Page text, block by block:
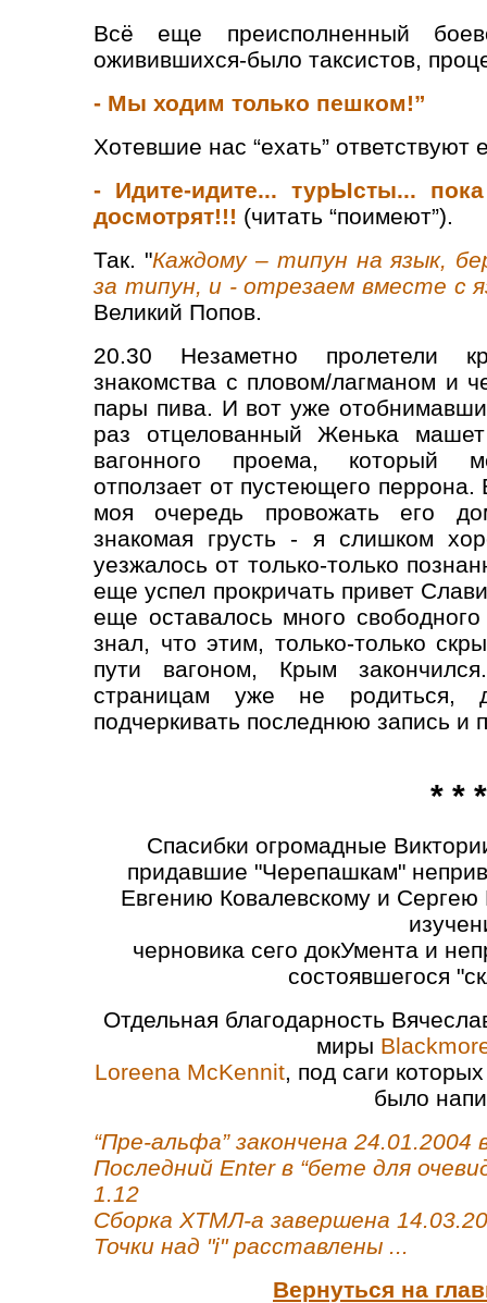
Всё еще преисполненный
оживившихся-было таксистов,
- Мы ходим только пешком!”
Хотевшие нас “ехать”
- Идите-идите... турЫсты...
досмотрят!!! (читать “поимеют”).
Так. "Каждому – типун на язык,
за типун, и - отрезаем вместе с
Великий Попов.
20.30 Незаметно пролетели
знакомства с пловом/лагманом и
пары пива. И вот уже
раз отцелованный Женька
вагонного проема, который
отползает от пустеющего перрона.
моя очередь провожать его
знакомая грусть - я слишком
уезжалось от только-только
еще успел прокричать привет
еще оставалось много
знал, что этим, только-только
пути вагоном, Крым
страницам уже не родиться,
подчеркивать последнюю запись и
* * *
Cпасибки огромадные
придавшие "Черепашкам"
Евгению Ковалевскому и
черновика сего докУмента и
состоявшегося
Отдельная благодарность
миры
Loreena McKennit, под саги
было
“Пре-альфа” закончена 24.01.2004
Последний Enter в “бете для
1.12
Сборка ХТМЛ-а завершена
Точки над "i" расставлены ...
Вернуться на